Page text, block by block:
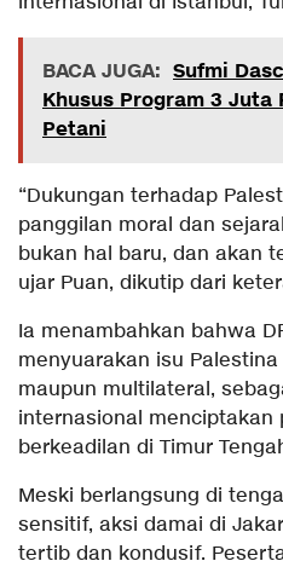
BACA JUGA: Sufmi
Khusus Program 3 Juta
Petani
“Dukungan terhadap
panggilan moral dan
bukan hal baru, dan akan
ujar Puan, dikutip dari
Ia menambahkan bahwa
menyuarakan isu
maupun multilateral,
internasional menciptakan
berkeadilan di Timur
Meski berlangsung di
sensitif, aksi damai di
tertib dan kondusif.